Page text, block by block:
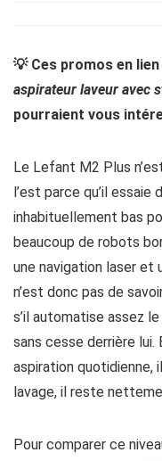
💡 Ces promos en
aspirateur laveur avec
pourraient vous
Le Lefant M2 Plus
l’est parce qu’il essaie
inhabituellement bas
beaucoup de robots
une navigation laser et
n’est donc pas de
s’il automatise assez
sans cesse derrière lui.
aspiration quotidienne,
lavage, il reste
Pour comparer ce